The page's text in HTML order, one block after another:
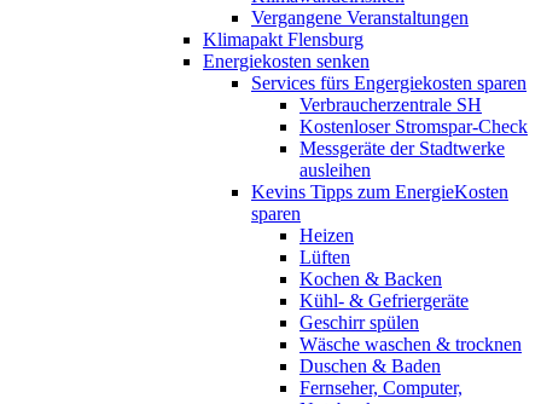
Vergangene Veranstaltungen
Klimapakt Flensburg
Energiekosten senken
Services fürs Engergiekosten sparen
Verbraucherzentrale SH
Kostenloser Stromspar-Check
Messgeräte der Stadtwerke
ausleihen
Kevins Tipps zum EnergieKosten
sparen
Heizen
Lüften
Kochen & Backen
Kühl- & Gefriergeräte
Geschirr spülen
Wäsche waschen & trocknen
Duschen & Baden
Fernseher, Computer,